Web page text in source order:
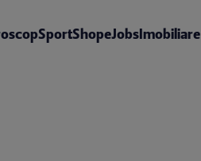
SportShopeJobsImobiliare